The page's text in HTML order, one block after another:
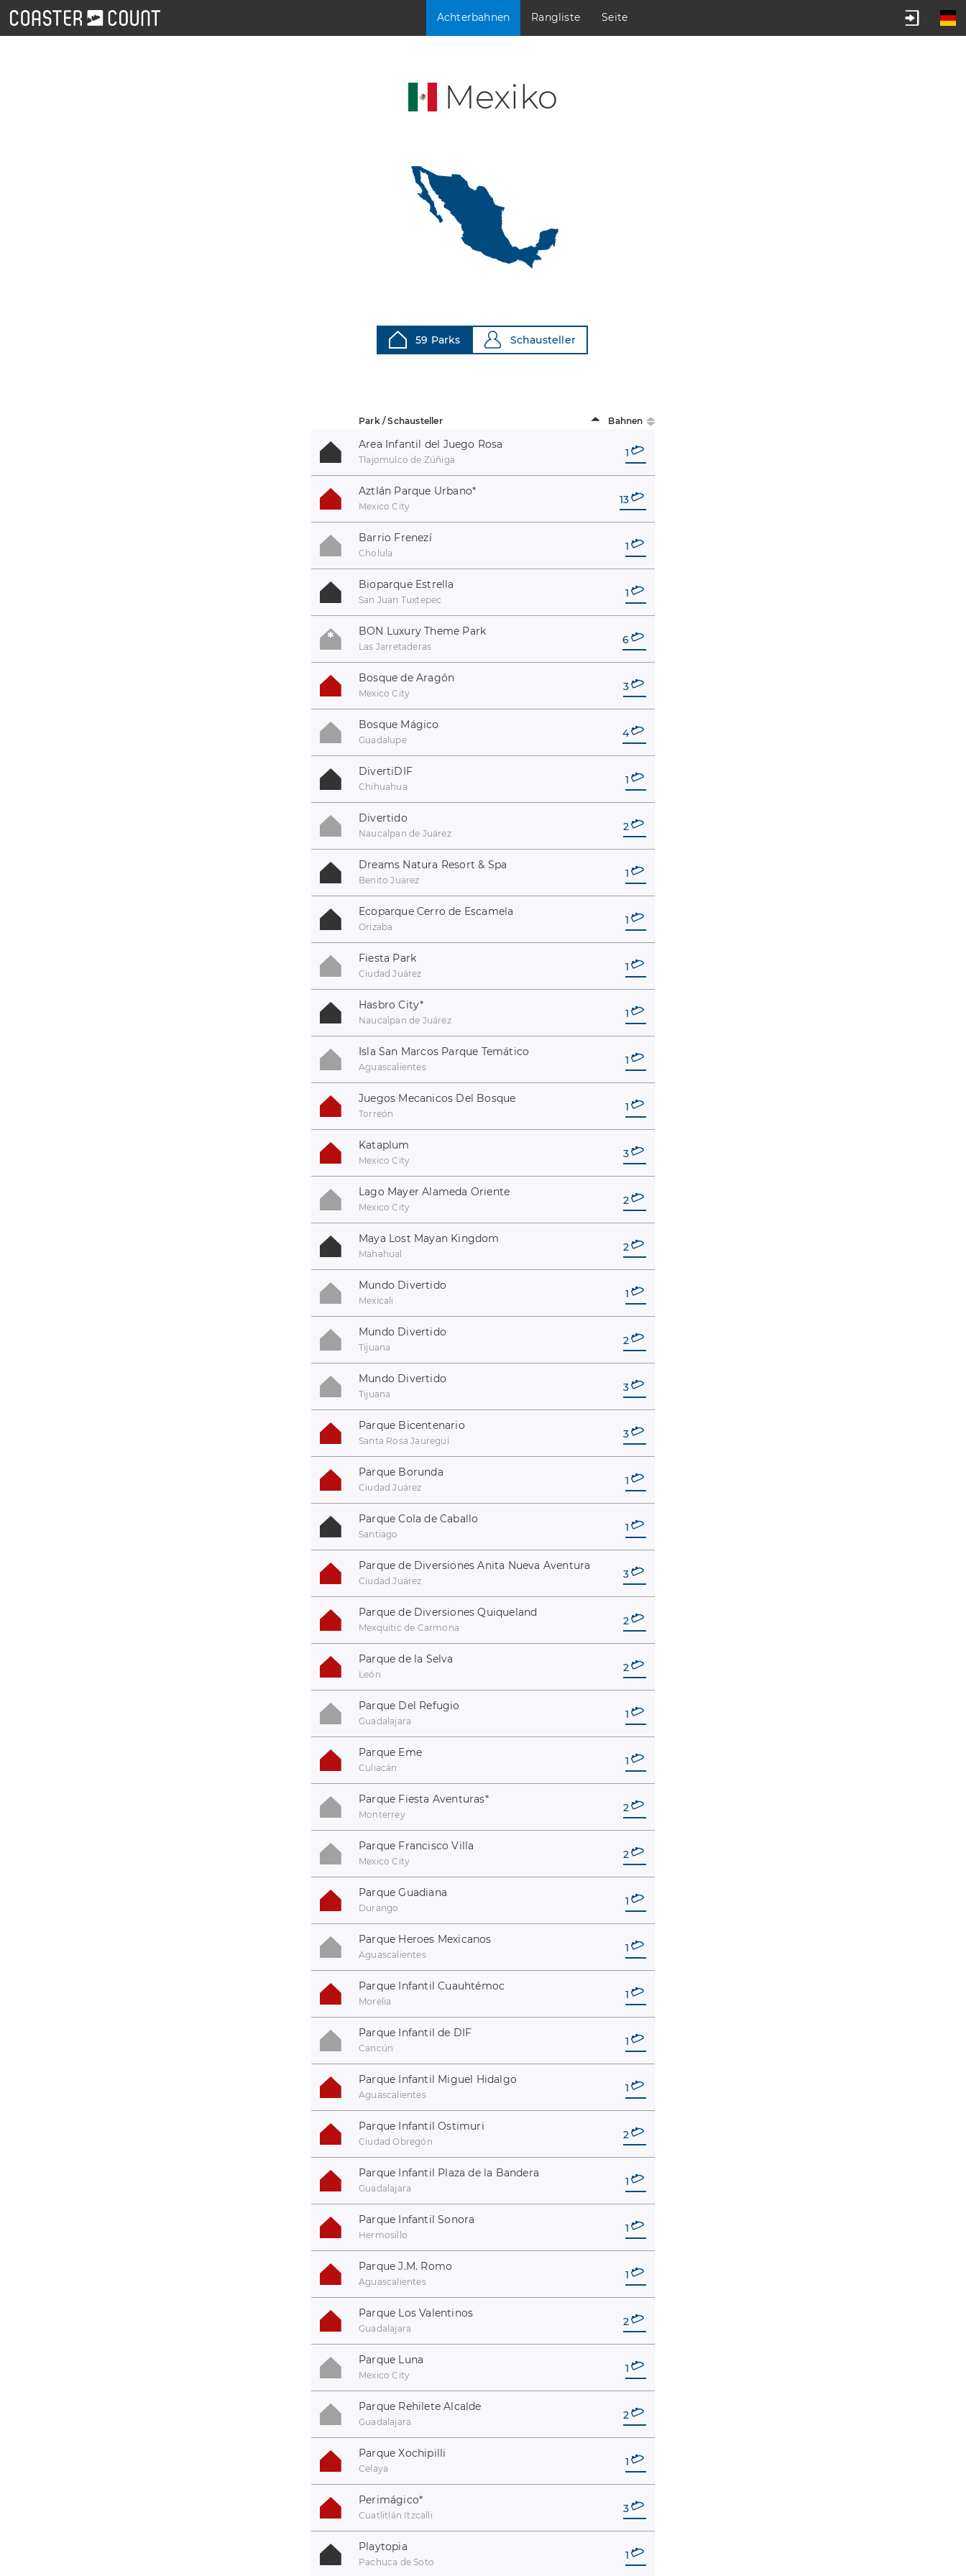
Achterbahnen Rangliste Seite
Mexiko
59 Parks Schausteller
Park / Schausteller Bahnen
Area Infantil del Juego Rosa
Tlajomulco de Zúñiga
1
Aztlán Parque Urbano*
Mexico City
13
Barrio Frenezí
Cholula
1
Bioparque Estrella
San Juan Tuxtepec
1
BON Luxury Theme Park
Las Jarretaderas
6
Bosque de Aragón
Mexico City
3
Bosque Mágico
Guadalupe
4
DivertiDIF
Chihuahua
1
Divertido
Naucalpan de Juárez
2
Dreams Natura Resort & Spa
Benito Juarez
1
Ecoparque Cerro de Escamela
Orizaba
1
Fiesta Park
Ciudad Juárez
1
Hasbro City*
Naucalpan de Juárez
1
Isla San Marcos Parque Temático
Aguascalientes
1
Juegos Mecanicos Del Bosque
Torreón
1
Kataplum
Mexico City
3
Lago Mayer Alameda Oriente
Mexico City
2
Maya Lost Mayan Kingdom
Mahahual
2
Mundo Divertido
Mexicali
1
Mundo Divertido
Tijuana
2
Mundo Divertido
Tijuana
3
Parque Bicentenario
Santa Rosa Jaureguí
3
Parque Borunda
Ciudad Juárez
1
Parque Cola de Caballo
Santiago
1
Parque de Diversiones Anita Nueva Aventura
Ciudad Juárez
3
Parque de Diversiones Quiqueland
Mexquitic de Carmona
2
Parque de la Selva
León
2
Parque Del Refugio
Guadalajara
1
Parque Eme
Culiacán
1
Parque Fiesta Aventuras*
Monterrey
2
Parque Francisco Villa
Mexico City
2
Parque Guadiana
Durango
1
Parque Heroes Mexicanos
Aguascalientes
1
Parque Infantil Cuauhtémoc
Morelia
1
Parque Infantil de DIF
Cancún
1
Parque Infantil Miguel Hidalgo
Aguascalientes
1
Parque Infantil Ostimuri
Ciudad Obregón
2
Parque Infantil Plaza de la Bandera
Guadalajara
1
Parque Infantil Sonora
Hermosillo
1
Parque J.M. Romo
Aguascalientes
1
Parque Los Valentinos
Guadalajara
2
Parque Luna
Mexico City
1
Parque Rehilete Alcalde
Guadalajara
2
Parque Xochipilli
Celaya
1
Perimágico*
Cuatlitlán Itzcalli
3
Playtopia
Pachuca de Soto
1